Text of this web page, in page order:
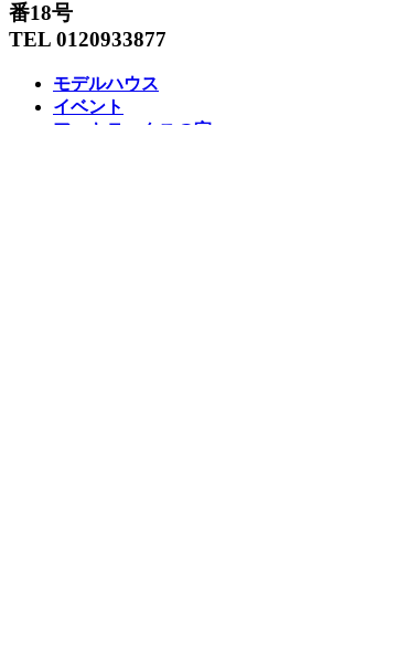
番18号
TEL 0120933877
モデルハウス
イベント
アーキテックスの家